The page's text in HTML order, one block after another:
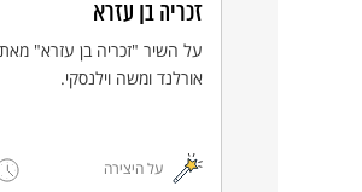
זכריה בן עזרא
על השיר "זכריה בן עזרא"
אורלנד ומשה וילנסקי.
על היצירה